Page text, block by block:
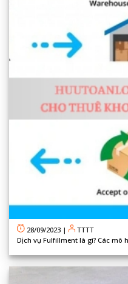
28/09/2023 |
TTTT
Dịch vụ Fulfillment là gì? Các mô